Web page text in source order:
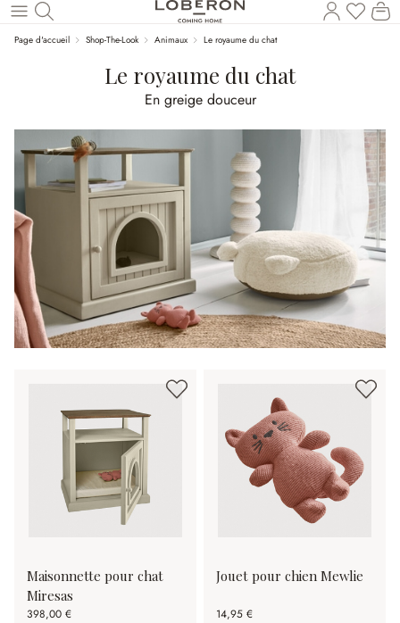
Revenir au contenu principal
Vous
Page d'accueil Shop-The-Look Animaux Le royaume du chat
Le royaume du chat
En greige douceur
Maisonnette pour chat
Miresas
398,00 €
Jouet pour chien Mewlie
14,95 €